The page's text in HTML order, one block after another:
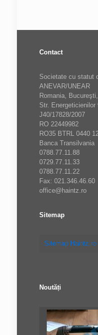
Contact
Societate cu statut
ANEVAR/UNEAR
Romania,
Str. Energeticienilor
J40/17828/2007
RO 22449982
RO35 BTRL 0440
Banca Transilvania
0788.77.11.88
0729.77.11.33
0788.77.11.22
Fax: 021.346.46.60
office@haintz.ro
Sitemap
Sitemap Haintz.ro
Noutăți